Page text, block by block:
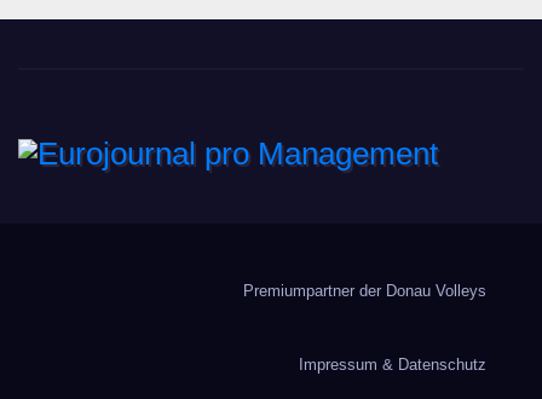
Premiumpartner der Donau Volleys
Impressum & Datenschutz